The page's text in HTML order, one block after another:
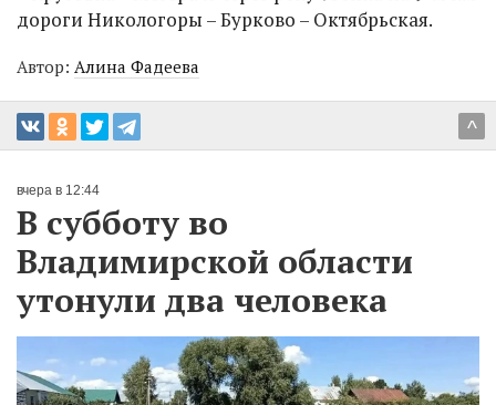
дороги Никологоры – Бурково – Октябрьская.
Автор: Алина Фадеева
^
вчера в 12:44
В субботу во
Владимирской области
утонули два человека